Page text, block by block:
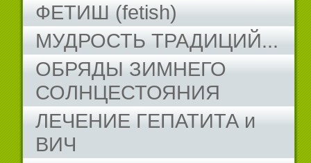
ФЕТИШ (fetish)
МУДРОСТЬ ТРАДИЦИЙ...
ОБРЯДЫ ЗИМНЕГО
СОЛНЦЕСТОЯНИЯ
ЛЕЧЕНИЕ ГЕПАТИТА и
ВИЧ